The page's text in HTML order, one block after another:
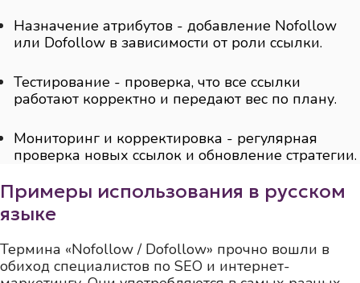
Назначение атрибутов - добавление Nofollow
или Dofollow в зависимости от роли ссылки.
Тестирование - проверка, что все ссылки
работают корректно и передают вес по плану.
Мониторинг и корректировка - регулярная
проверка новых ссылок и обновление стратегии.
Примеры использования в русском
языке
Термина «Nofollow / Dofollow» прочно вошли в
обиход специалистов по SEO и интернет-